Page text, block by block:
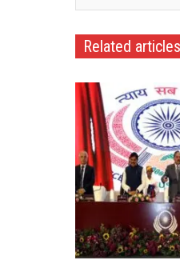
Related articles